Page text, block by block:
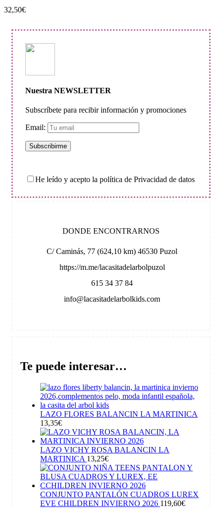
32,50€
Nuestra NEWSLETTER
Subscríbete para recibir información y promociones
Email:
He leído y acepto la política de Privacidad de datos
DONDE ENCONTRARNOS
C/ Caminás, 77 (624,10 km) 46530 Puzol
https://m.me/lacasitadelarbolpuzol
615 34 37 84
info@lacasitadelarbolkids.com
Te puede interesar…
LAZO FLORES BALANCIN LA MARTINICA
13,35€
LAZO VICHY ROSA BALANCIN LA
MARTINICA 13,25€
CONJUNTO PANTALÓN CUADROS LUREX
EVE CHILDREN INVIERNO 2026 119,60€